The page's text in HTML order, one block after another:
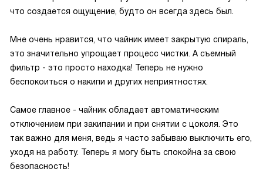
что создается ощущение, будто он всегда здесь был.
Мне очень нравится, что чайник имеет закрытую спираль,
это значительно упрощает процесс чистки. А съемный
фильтр - это просто находка! Теперь не нужно
беспокоиться о накипи и других неприятностях.
Самое главное - чайник обладает автоматическим
отключением при закипании и при снятии с цоколя. Это
так важно для меня, ведь я часто забываю выключить его,
уходя на работу. Теперь я могу быть спокойна за свою
безопасность!